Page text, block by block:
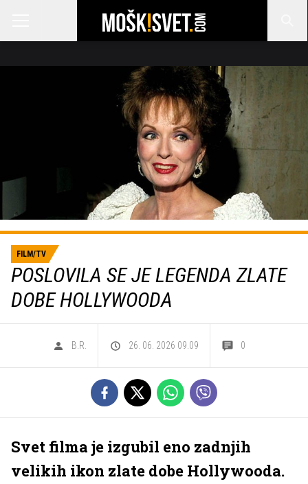
FILM/TV
POSLOVILA SE JE LEGENDA ZLATE
DOBE HOLLYWOODA
B.R. 26. 06. 2026 09.09 0
Svet filma je izgubil eno zadnjih
velikih ikon zlate dobe Hollywooda.